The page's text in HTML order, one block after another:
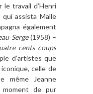
travail d’Henri
assista Malle
également
Serge(1958) –
cents coups
d’artistes que
celle de
même Jeanne
moment de pur